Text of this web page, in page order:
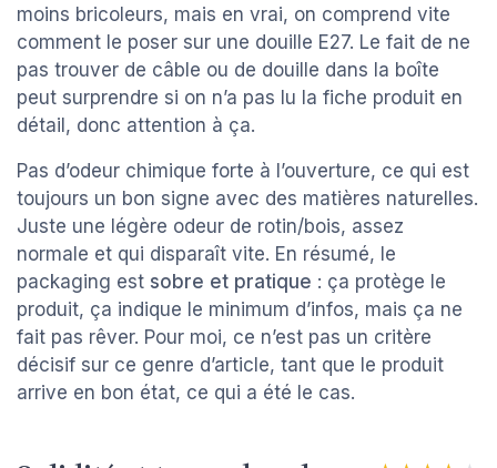
moins bricoleurs, mais en vrai, on comprend vite
comment le poser sur une douille E27. Le fait de ne
pas trouver de câble ou de douille dans la boîte
peut surprendre si on n’a pas lu la fiche produit en
détail, donc attention à ça.
Pas d’odeur chimique forte à l’ouverture, ce qui est
toujours un bon signe avec des matières naturelles.
Juste une légère odeur de rotin/bois, assez
normale et qui disparaît vite. En résumé, le
packaging est sobre et pratique : ça protège le
produit, ça indique le minimum d’infos, mais ça ne
fait pas rêver. Pour moi, ce n’est pas un critère
décisif sur ce genre d’article, tant que le produit
arrive en bon état, ce qui a été le cas.